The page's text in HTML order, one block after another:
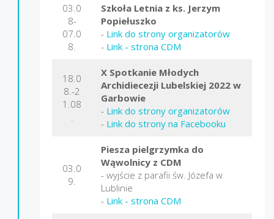
03.0
8-
07.0
8.
Szkoła Letnia z ks. Jerzym
Popiełuszko
- Link do strony organizatorów
- Link - strona CDM
18.0
8.-2
1.08
X Spotkanie Młodych
Archidiecezji Lubelskiej 2022 w
Garbowie
- Link do strony organizatorów
- Link do strony na Facebooku
03.0
9.
Piesza pielgrzymka do
Wąwolnicy z CDM
- wyjście z parafii św. Józefa w
Lublinie
- Link - strona CDM